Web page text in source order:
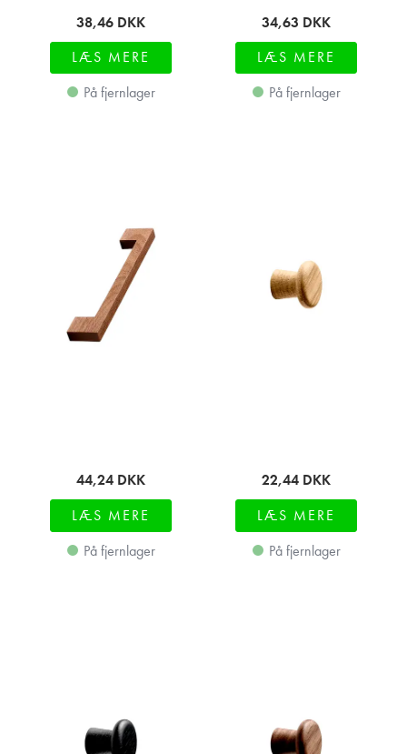
38,46 DKK
LÆS MERE
På fjernlager
34,63 DKK
LÆS MERE
På fjernlager
44,24 DKK
LÆS MERE
På fjernlager
22,44 DKK
LÆS MERE
På fjernlager